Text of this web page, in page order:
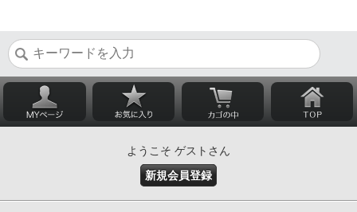
ようこそ ゲストさん
新規会員登録